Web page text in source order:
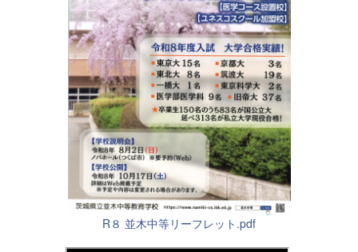
R８ 並木中等リーフレット.pdf